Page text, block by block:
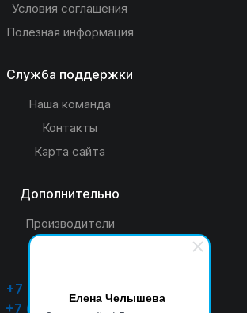
Елена Челышева
Условия соглашения
Полезная информация
Служба поддержки
Наша команда
Контакты
Карта сайта
Дополнительно
Производители
+7 (4932) 26-33-55
+7 (920) 349-53-55